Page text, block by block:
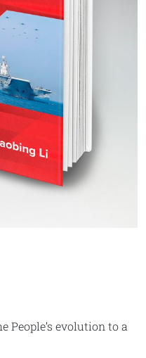
People’s evolution to a